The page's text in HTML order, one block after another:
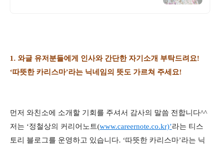
1. 와글 유저분들에게 인사와 간단한 자기소개 부탁드려요!
‘따뜻한 카리스마’라는 닉네임의 뜻도 가르쳐 주세요!
먼저 와친소에 소개할 기회를 주셔서 감사의 말씀 전합니다^^
저는 ‘정철상의 커리어노트(www.careernote.co.kr)’라는 티스
토리 블로그를 운영하고 있습니다. ‘따뜻한 카리스마’라는 닉